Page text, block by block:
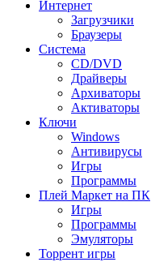
Интернет
Загрузчики
Браузеры
Система
CD/DVD
Драйверы
Архиваторы
Активаторы
Ключи
Windows
Антивирусы
Игры
Программы
Плей Маркет на ПК
Игры
Программы
Эмуляторы
Торрент игры